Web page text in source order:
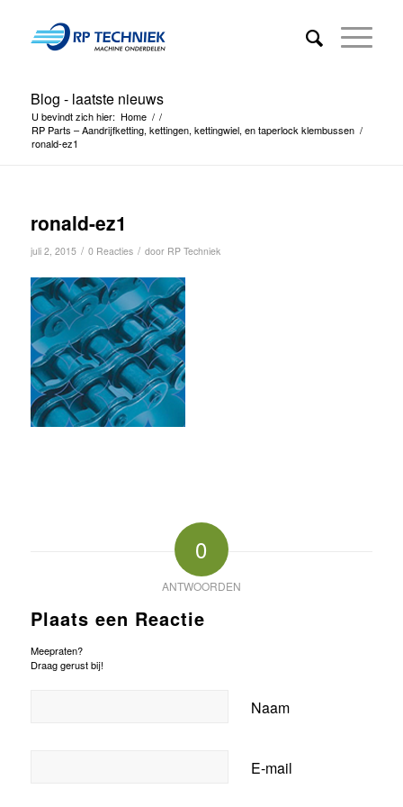
Blog - laatste nieuws
U bevindt zich hier: Home / /
RP Parts – Aandrijfketting, kettingen, kettingwiel, en taperlock klembussen /
ronald-ez1
ronald-ez1
juli 2, 2015 / 0 Reacties / door RP Techniek
0
ANTWOORDEN
Plaats een Reactie
Meepraten?
Draag gerust bij!
Naam
E-mail